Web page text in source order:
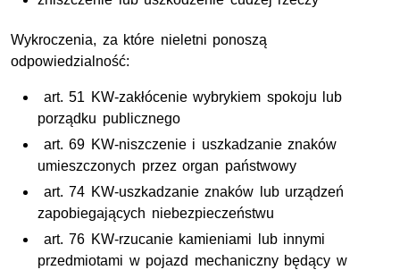
Wykroczenia, za które nieletni ponoszą
odpowiedzialność:
art. 51 KW-zakłócenie wybrykiem spokoju lub
porządku publicznego
art. 69 KW-niszczenie i uszkadzanie znaków
umieszczonych przez organ państwowy
art. 74 KW-uszkadzanie znaków lub urządzeń
zapobiegających niebezpieczeństwu
art. 76 KW-rzucanie kamieniami lub innymi
przedmiotami w pojazd mechaniczny będący w